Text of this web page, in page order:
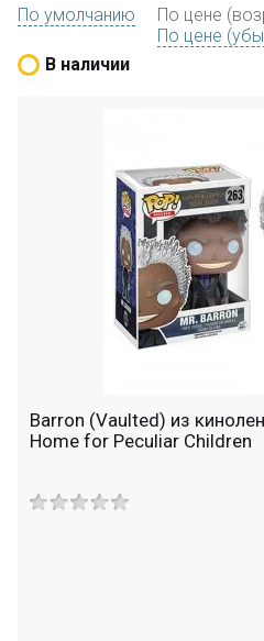
По умолчанию
По цене
По цене
В наличии
Barron (Vaulted) из
Home for Peculiar Children